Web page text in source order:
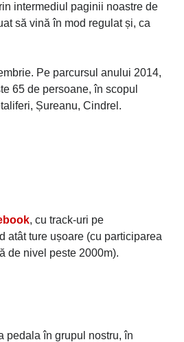
intermediul paginii noastre de
să vină în mod regulat și, ca
Pe parcursul anului 2014,
65 de persoane, în scopul
Șureanu, Cindrel.
, cu track-uri pe
atât ture ușoare (cu participarea
de nivel peste 2000m).
pedala în grupul nostru, în